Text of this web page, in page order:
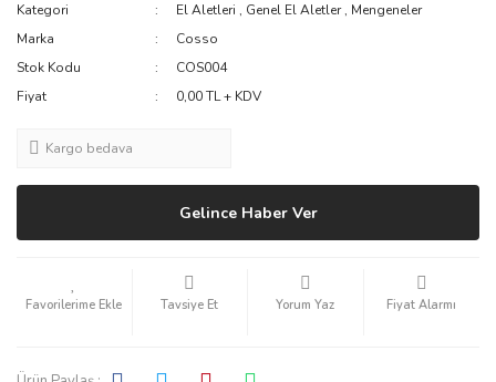
Kategori El Aletleri, Genel El Aletler, Mengeneler
Marka
Cosso
Stok Kodu
COS004
Fiyat
0,00 TL + KDV
Kargo bedava
Gelince Haber Ver
Tavsiye Et Yorum Yaz Fiyat Alarmı